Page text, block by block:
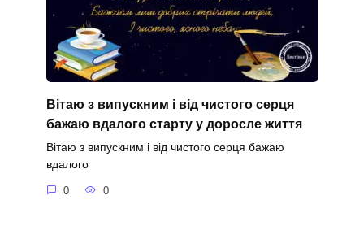
Вітаю з випускним і від чистого серця
бажаю вдалого старту у доросле життя
Вітаю з випускним і від чистого серця бажаю
вдалого
0 0